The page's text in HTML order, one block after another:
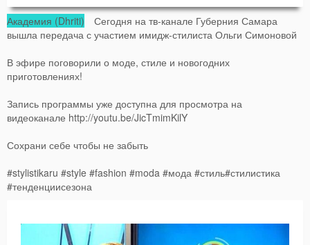
Академия (Dhriti) Сегодня на тв-канале Губерния Самара
вышла передача с участием имидж-стилиста Ольги Симоновой
В эфире поговорили о моде, стиле и новогодних
приготовлениях!
Запись программы уже доступна для просмотра на
видеоканале http://youtu.be/JicTmimKilY
Сохрани себе чтобы не забыть
#stylistikaru #style #fashion #moda #мода #стиль#стилистика
#тенденциисезона